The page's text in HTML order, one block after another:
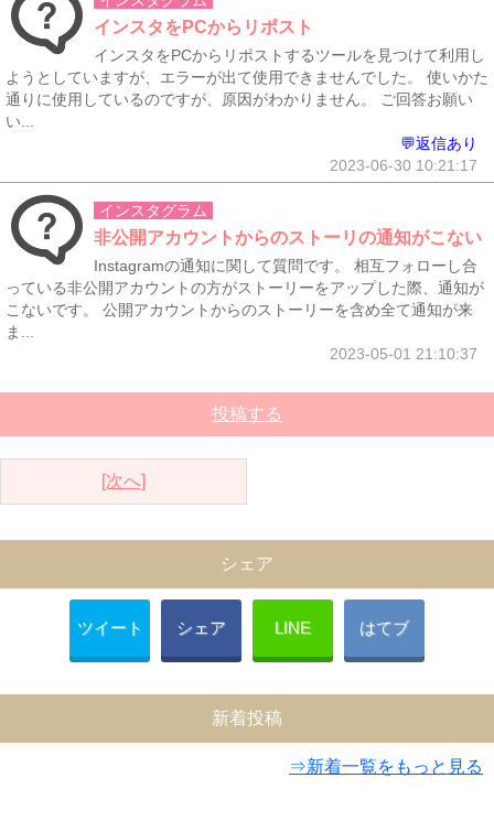
インスタをPCからリポスト
インスタをPCからリポストするツールを見つけて利用し
ようとしていますが、エラーが出て使用できませんでした。 使いかた
通りに使用しているのですが、原因がわかりません。 ご回答お願い
い...
💬返信あり
2023-06-30 10:21:17
インスタグラム
非公開アカウントからのストーリの通知がこない
Instagramの通知に関して質問です。 相互フォローし合
っている非公開アカウントの方がストーリーをアップした際、通知が
こないです。 公開アカウントからのストーリーを含め全て通知が来
ま...
2023-05-01 21:10:37
投稿する
[次へ]
シェア
ツイート シェア LINE はてブ
新着投稿
⇒新着一覧をもっと見る